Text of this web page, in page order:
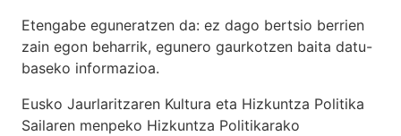
Etengabe eguneratzen da: ez dago bertsio berrien
zain egon beharrik, egunero gaurkotzen baita datu-
baseko informazioa.
Eusko Jaurlaritzaren Kultura eta Hizkuntza Politika
Sailaren menpeko Hizkuntza Politikarako